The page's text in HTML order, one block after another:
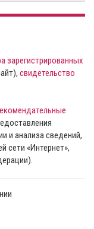
зарегистрированных
свидетельство
и анализа сведений,
сети «Интернет»,